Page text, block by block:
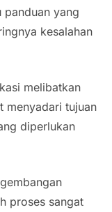
panduan yang
kesalahan
melibatkan
menyadari tujuan
diperlukan
proses sangat